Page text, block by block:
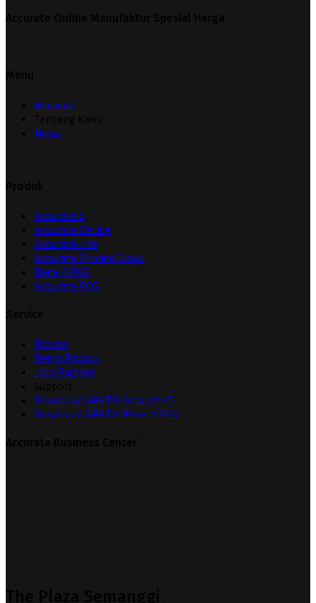
Beranda
News
Accurate 5
Accurate Online
Accurate Lite
Accurate Private Cloud
Rene 2 POS
Accurate POS
Promo
Demo Produk
Join Partner
Download GRATIS Accurate 5
Download GRATIS Rene 2 POS